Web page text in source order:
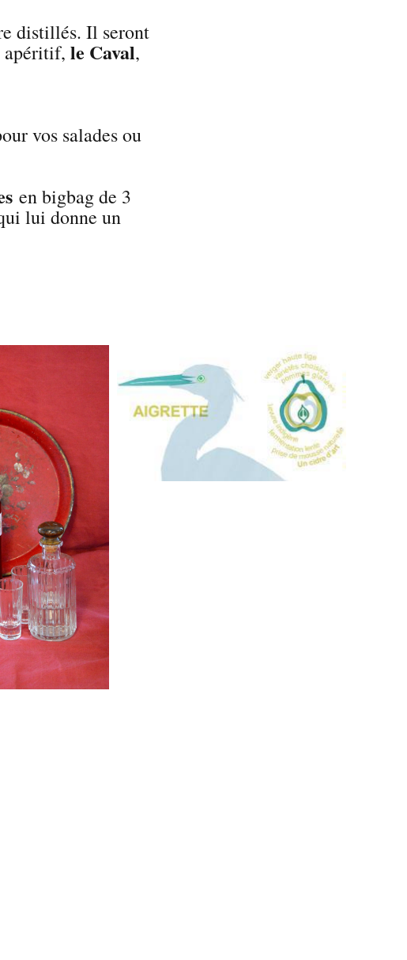
distillés. Il seront
apéritif, le Caval,
vos salades ou
en bigbag de 3
lui donne un